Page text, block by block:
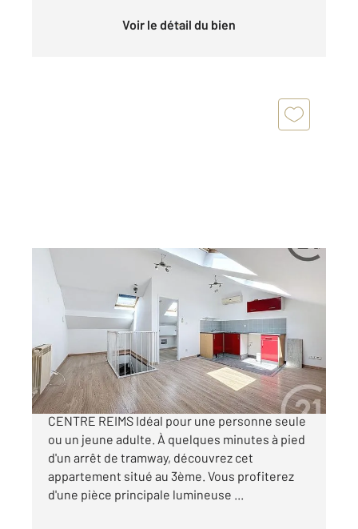
Voir le détail du bien
REIMS 51
18,04 m
, 1 pièce
Ref : 18473
Appartement Studio à vendre
85 000 €
A VENDRE APPARTEMENT TYPE 1, SECTEUR
CENTRE REIMS Idéal pour une personne seule
ou un jeune adulte. À quelques minutes à pied
d'un arrêt de tramway, découvrez cet
appartement situé au 3ème. Vous profiterez
d'une pièce principale lumineuse ...